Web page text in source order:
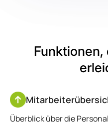
Funktionen,
Überblick über die